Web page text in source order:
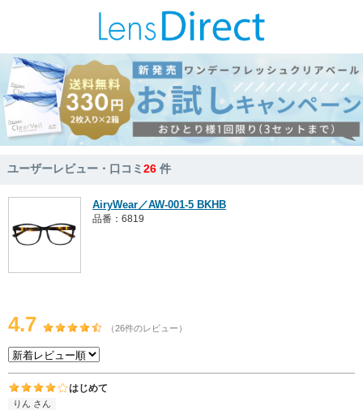
ユーザーレビュー・口コミ26 件
AiryWear／AW-001-5 BKHB
品番：6819
4.7 （26件のレビュー）
はじめて
りん さん